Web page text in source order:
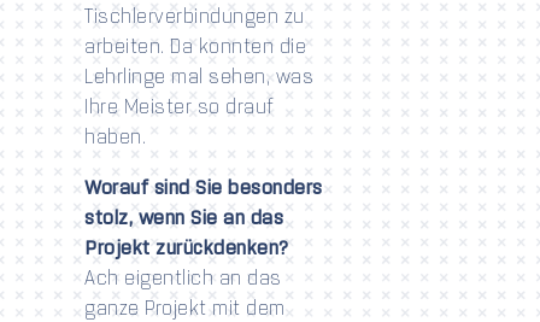
Tischlerverbindungen zu
arbeiten. Da konnten die
Lehrlinge mal sehen, was
Ihre Meister so drauf
haben.
Worauf sind Sie besonders
stolz, wenn Sie an das
Projekt zurückdenken?
Ach eigentlich an das
ganze Projekt mit dem